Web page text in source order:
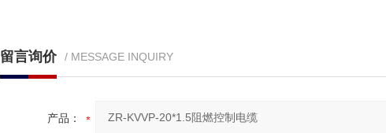
留言询价 / MESSAGE INQUIRY
产品：